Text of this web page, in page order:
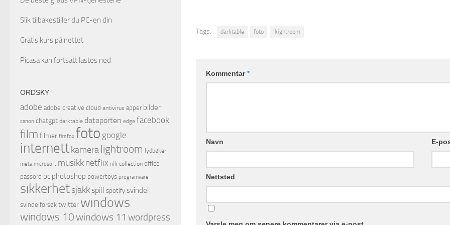
Tags: darktable foto lkightroom
Kommentar*
Navn E-
Nettsted
Slik tilbakestiller du PC-en din
Gratis kurs på nettet
Picasa kan fortsatt lastes ned
ORDSKY
adobe adobe creative cloud antivirus apper bilder
canon chatgpt darktable dataporten edge facebook
film filmer firefox foto google
internettkameralightroom lydbøker
meta microsoft musikk netflix nik collection office
passord pc photoshop powertoys programvare
sikkerhetsjakkspill spotify svindel
svindelforsøk twitter windows
windows 10windows 11 wordpress